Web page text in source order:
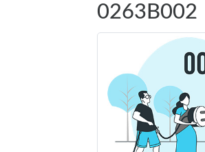
0263B002